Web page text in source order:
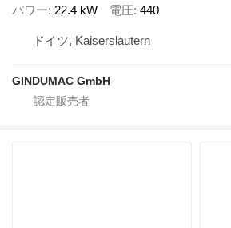
パワー 22.4 kW 電圧 440
ドイツ, Kaiserslautern
GINDUMAC GmbH